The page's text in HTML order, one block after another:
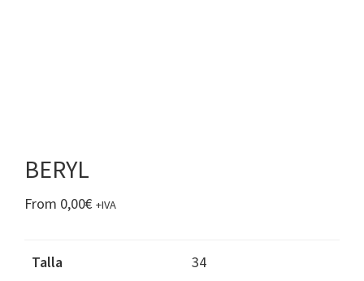
BERYL
From 0,00€ +IVA
Talla
34